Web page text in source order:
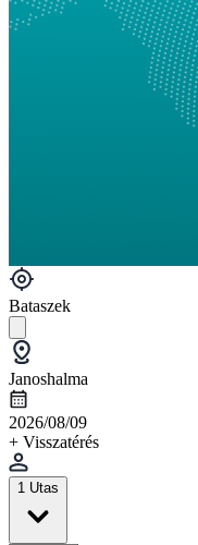
Bataszek
Janoshalma
2026/08/09
+ Visszatérés
1 Utas